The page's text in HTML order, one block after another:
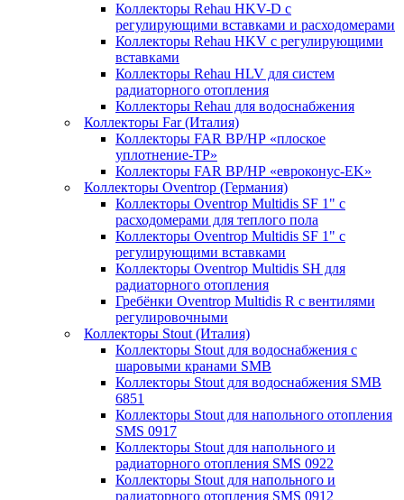
Коллекторы Rehau HKV-D с
регулирующими вставками и расходомерами
Коллекторы Rehau HKV с регулирующими
вставками
Коллекторы Rehau HLV для систем
радиаторного отопления
Коллекторы Rehau для водоснабжения
Коллекторы Far (Италия)
Коллекторы FAR ВР/НР «плоское
уплотнение-TP»
Коллекторы FAR ВР/НР «евроконус-EK»
Коллекторы Oventrop (Германия)
Коллекторы Oventrop Multidis SF 1" с
расходомерами для теплого пола
Коллекторы Oventrop Multidis SF 1" с
регулирующими вставками
Коллекторы Oventrop Multidis SH для
радиаторного отопления
Гребёнки Oventrop Multidis R с вентилями
регулировочными
Коллекторы Stout (Италия)
Коллекторы Stout для водоснабжения с
шаровыми кранами SMB
Коллекторы Stout для водоснабжения SMB
6851
Коллекторы Stout для напольного отопления
SMS 0917
Коллекторы Stout для напольного и
радиаторного отопления SMS 0922
Коллекторы Stout для напольного и
радиаторного отопления SMS 0912